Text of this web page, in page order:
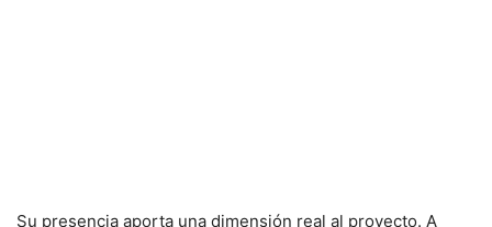
Su presencia aporta una dimensión real al proyecto. A